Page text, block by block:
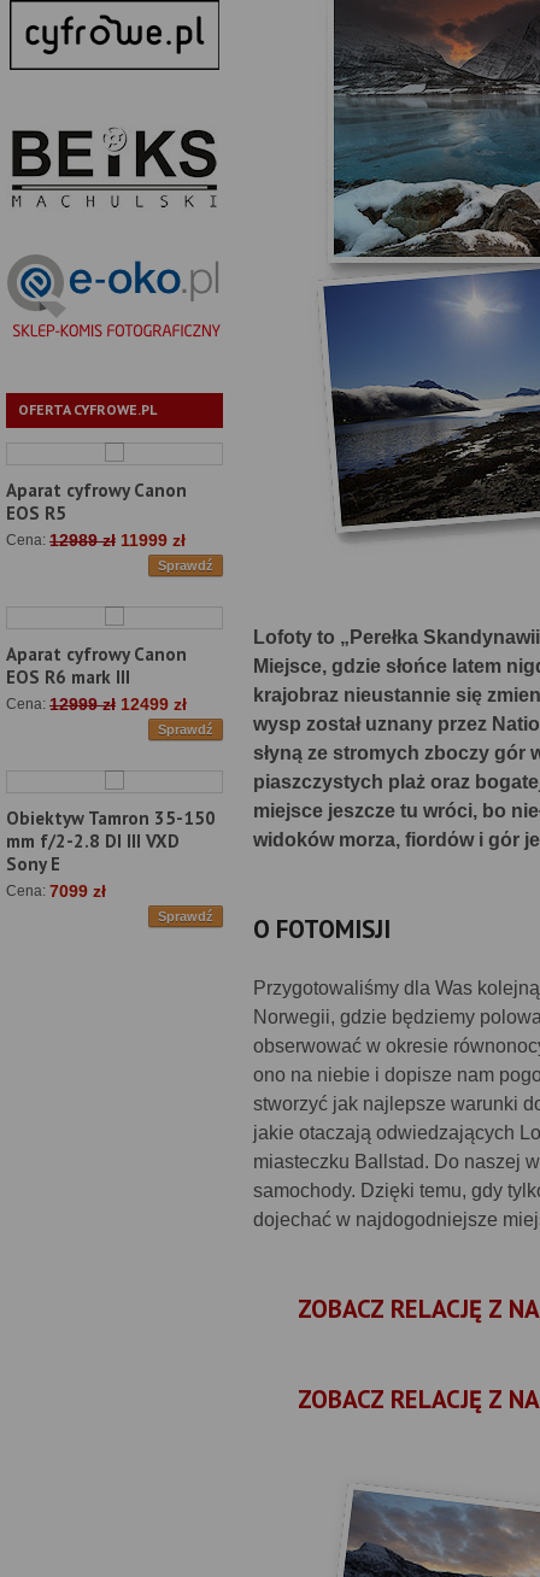
OFERTA CYFROWE.PL
Aparat cyfrowy Canon
EOS R5
Cena: 12989 zł 11999 zł
Sprawdź
Aparat cyfrowy Canon
EOS R6 mark III
Cena: 12999 zł 12499 zł
Sprawdź
Obiektyw Tamron 35-150
mm f/2-2.8 DI III VXD
Sony E
Cena: 7099 zł
Sprawdź
Lofoty to „Perełka
Miejsce, gdzie słońce latem
krajobraz nieustannie się
wysp został uznany przez
słyną ze stromych zboczy gór
piaszczystych plaż oraz
miejsce jeszcze tu wróci, bo
widoków morza, fiordόw i gόr
O FOTOMISJI
Przygotowaliśmy dla Was
Norwegii, gdzie będziemy
obserwować w okresie
ono na niebie i dopisze nam
stworzyć jak najlepsze warunki
jakie otaczają odwiedzających
miasteczku Ballstad. Do naszej
samochody. Dzięki temu, gdy
dojechać w najdogodniejsze
ZOBACZ RELACJĘ Z
ZOBACZ RELACJĘ Z